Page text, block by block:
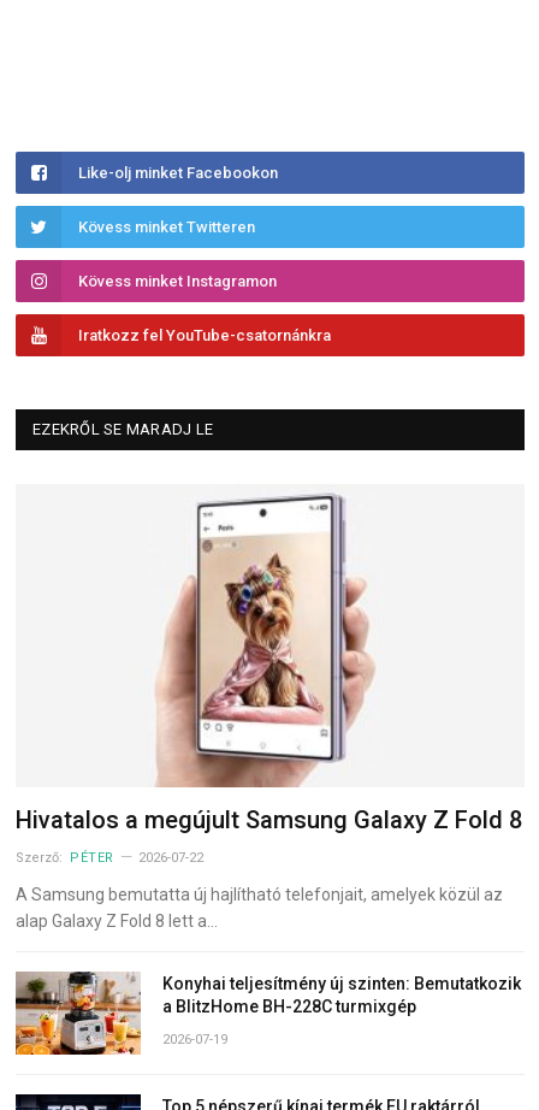
Like-olj minket Facebookon
Kövess minket Twitteren
Kövess minket Instagramon
Iratkozz fel YouTube-csatornánkra
EZEKRŐL SE MARADJ LE
Hivatalos a megújult Samsung Galaxy Z Fold 8
Szerző: PÉTER 2026-07-22
A Samsung bemutatta új hajlítható telefonjait, amelyek közül az
alap Galaxy Z Fold 8 lett a…
Konyhai teljesítmény új szinten: Bemutatkozik
a BlitzHome BH-228C turmixgép
2026-07-19
Top 5 népszerű kínai termék EU raktárról